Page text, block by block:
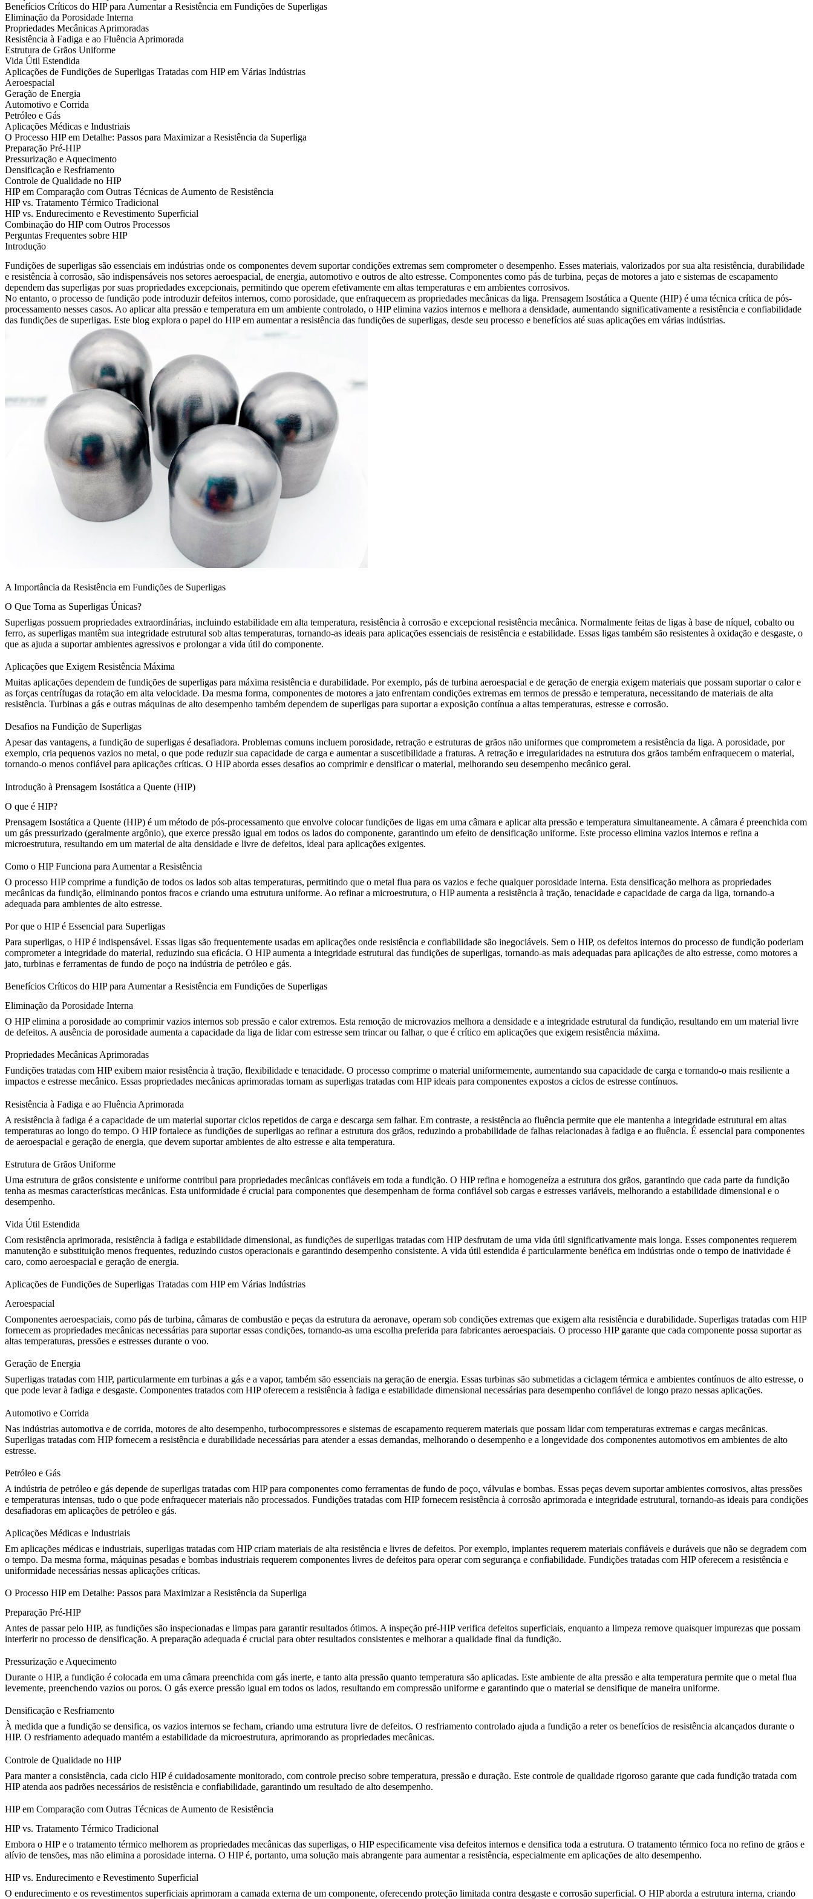
Benefícios Críticos do HIP para Aumentar a Resistência em Fundições de Superligas
Eliminação da Porosidade Interna
Propriedades Mecânicas Aprimoradas
Resistência à Fadiga e ao Fluência Aprimorada
Estrutura de Grãos Uniforme
Vida Útil Estendida
Aplicações de Fundições de Superligas Tratadas com HIP em Várias Indústrias
Aeroespacial
Geração de Energia
Automotivo e Corrida
Petróleo e Gás
Aplicações Médicas e Industriais
O Processo HIP em Detalhe: Passos para Maximizar a Resistência da Superliga
Preparação Pré-HIP
Pressurização e Aquecimento
Densificação e Resfriamento
Controle de Qualidade no HIP
HIP em Comparação com Outras Técnicas de Aumento de Resistência
HIP vs. Tratamento Térmico Tradicional
HIP vs. Endurecimento e Revestimento Superficial
Combinação do HIP com Outros Processos
Perguntas Frequentes sobre HIP
Introdução
Fundições de superligas são essenciais em indústrias onde os componentes devem suportar condições extremas sem comprometer o desempenho. Esses materiais, valorizados por sua alta resistência, durabilidade
e resistência à corrosão, são indispensáveis nos setores aeroespacial, de energia, automotivo e outros de alto estresse. Componentes como pás de turbina, peças de motores a jato e sistemas de escapamento
dependem das superligas por suas propriedades excepcionais, permitindo que operem efetivamente em altas temperaturas e em ambientes corrosivos.
No entanto, o processo de fundição pode introduzir defeitos internos, como porosidade, que enfraquecem as propriedades mecânicas da liga. Prensagem Isostática a Quente (HIP) é uma técnica crítica de pós-
processamento nesses casos. Ao aplicar alta pressão e temperatura em um ambiente controlado, o HIP elimina vazios internos e melhora a densidade, aumentando significativamente a resistência e confiabilidade
das fundições de superligas. Este blog explora o papel do HIP em aumentar a resistência das fundições de superligas, desde seu processo e benefícios até suas aplicações em várias indústrias.
A Importância da Resistência em Fundições de Superligas
O Que Torna as Superligas Únicas?
Superligas possuem propriedades extraordinárias, incluindo estabilidade em alta temperatura, resistência à corrosão e excepcional resistência mecânica. Normalmente feitas de ligas à base de níquel, cobalto ou
ferro, as superligas mantêm sua integridade estrutural sob altas temperaturas, tornando-as ideais para aplicações essenciais de resistência e estabilidade. Essas ligas também são resistentes à oxidação e desgaste, o
que as ajuda a suportar ambientes agressivos e prolongar a vida útil do componente.
Aplicações que Exigem Resistência Máxima
Muitas aplicações dependem de fundições de superligas para máxima resistência e durabilidade. Por exemplo, pás de turbina aeroespacial e de geração de energia exigem materiais que possam suportar o calor e
as forças centrífugas da rotação em alta velocidade. Da mesma forma, componentes de motores a jato enfrentam condições extremas em termos de pressão e temperatura, necessitando de materiais de alta
resistência. Turbinas a gás e outras máquinas de alto desempenho também dependem de superligas para suportar a exposição contínua a altas temperaturas, estresse e corrosão.
Desafios na Fundição de Superligas
Apesar das vantagens, a fundição de superligas é desafiadora. Problemas comuns incluem porosidade, retração e estruturas de grãos não uniformes que comprometem a resistência da liga. A porosidade, por
exemplo, cria pequenos vazios no metal, o que pode reduzir sua capacidade de carga e aumentar a suscetibilidade a fraturas. A retração e irregularidades na estrutura dos grãos também enfraquecem o material,
tornando-o menos confiável para aplicações críticas. O HIPaborda esses desafios ao comprimir e densificar o material, melhorando seu desempenho mecânico geral.
Introdução à Prensagem Isostática a Quente (HIP)
O que é HIP?
Prensagem Isostática a Quente (HIP) é um método de pós-processamento que envolve colocar fundições de ligas em uma câmara e aplicar alta pressão e temperatura simultaneamente. A câmara é preenchida com
um gás pressurizado (geralmente argônio), que exerce pressão igual em todos os lados do componente, garantindo um efeito de densificação uniforme. Este processo elimina vazios internos e refina a
microestrutura, resultando em um material de alta densidade e livre de defeitos, ideal para aplicações exigentes.
Como o HIP Funciona para Aumentar a Resistência
O processo HIP comprime a fundição de todos os lados sob altas temperaturas, permitindo que o metal flua para os vazios e feche qualquer porosidade interna. Esta densificação melhora as propriedades
mecânicas da fundição, eliminando pontos fracos e criando uma estrutura uniforme. Ao refinar a microestrutura, o HIP aumenta a resistência à tração, tenacidade e capacidade de carga da liga, tornando-a
adequada para ambientes de alto estresse.
Por que o HIP é Essencial para Superligas
Para superligas, o HIP é indispensável. Essas ligas são frequentemente usadas em aplicações onde resistência e confiabilidade são inegociáveis. Sem o HIP, os defeitos internos do processo de fundição poderiam
comprometer a integridade do material, reduzindo sua eficácia. O HIP aumenta a integridade estrutural das fundições de superligas, tornando-as mais adequadas para aplicações de alto estresse, como motores a
jato, turbinas e ferramentas de fundo de poço na indústria de petróleo e gás.
Benefícios Críticos do HIP para Aumentar a Resistência em Fundições de Superligas
Eliminação da Porosidade Interna
O HIP elimina a porosidade ao comprimir vazios internos sob pressão e calor extremos. Esta remoção de microvazios melhora a densidade e a integridade estrutural da fundição, resultando em um material livre
de defeitos. A ausência de porosidade aumenta a capacidade da liga de lidar com estresse sem trincar ou falhar, o que é crítico em aplicações que exigem resistência máxima.
Propriedades Mecânicas Aprimoradas
Fundições tratadas com HIP exibem maior resistência à tração, flexibilidade e tenacidade. O processo comprime o material uniformemente, aumentando sua capacidade de carga e tornando-o mais resiliente a
impactos e estresse mecânico. Essas propriedades mecânicas aprimoradas tornam as superligas tratadas com HIP ideais para componentes expostos a ciclos de estresse contínuos.
Resistência à Fadiga e ao Fluência Aprimorada
A resistência à fadiga é a capacidade de um material suportar ciclos repetidos de carga e descarga sem falhar. Em contraste, a resistência ao fluência permite que ele mantenha a integridade estrutural em altas
temperaturas ao longo do tempo. O HIP fortalece as fundições de superligas ao refinar a estrutura dos grãos, reduzindo a probabilidade de falhas relacionadas à fadiga e ao fluência. É essencial para componentes
de aeroespacial e geração de energia, que devem suportar ambientes de alto estresse e alta temperatura.
Estrutura de Grãos Uniforme
Uma estrutura de grãos consistente e uniforme contribui para propriedades mecânicas confiáveis em toda a fundição. O HIP refina e homogeneíza a estrutura dos grãos, garantindo que cada parte da fundição
tenha as mesmas características mecânicas. Esta uniformidade é crucial para componentes que desempenham de forma confiável sob cargas e estresses variáveis, melhorando a estabilidade dimensional e o
desempenho.
Vida Útil Estendida
Com resistência aprimorada, resistência à fadiga e estabilidade dimensional, as fundições de superligas tratadas com HIP desfrutam de uma vida útil significativamente mais longa. Esses componentes requerem
manutenção e substituição menos frequentes, reduzindo custos operacionais e garantindo desempenho consistente. A vida útil estendida é particularmente benéfica em indústrias onde o tempo de inatividade é
caro, como aeroespacial e geração de energia.
Aplicações de Fundições de Superligas Tratadas com HIP em Várias Indústrias
Aeroespacial
Componentes aeroespaciais, como pás de turbina, câmaras de combustão e peças da estrutura da aeronave, operam sob condições extremas que exigem alta resistência e durabilidade. Superligas tratadas com HIP
fornecem as propriedades mecânicas necessárias para suportar essas condições, tornando-as uma escolha preferida para fabricantes aeroespaciais. O processo HIP garante que cada componente possa suportar as
altas temperaturas, pressões e estresses durante o voo.
Geração de Energia
Superligas tratadas com HIP, particularmente em turbinas a gás e a vapor, também são essenciais na geração de energia. Essas turbinas são submetidas a ciclagem térmica e ambientes contínuos de alto estresse, o
que pode levar à fadiga e desgaste. Componentes tratados com HIP oferecem a resistência à fadiga e estabilidade dimensional necessárias para desempenho confiável de longo prazo nessas aplicações.
Automotivo e Corrida
Nas indústrias automotiva e de corrida, motores de alto desempenho, turbocompressores e sistemas de escapamento requerem materiais que possam lidar com temperaturas extremas e cargas mecânicas.
Superligas tratadas com HIP fornecem a resistência e durabilidade necessárias para atender a essas demandas, melhorando o desempenho e a longevidade dos componentes automotivos em ambientes de alto
estresse.
Petróleo e Gás
A indústria de petróleo e gás depende de superligas tratadas com HIP para componentes como ferramentas de fundo de poço, válvulas e bombas. Essas peças devem suportar ambientes corrosivos, altas pressões
e temperaturas intensas, tudo o que pode enfraquecer materiais não processados. Fundições tratadas com HIP fornecem resistência à corrosão aprimorada e integridade estrutural, tornando-as ideais para condições
desafiadoras em aplicações de petróleo e gás.
Aplicações Médicas e Industriais
Em aplicações médicas e industriais, superligas tratadas com HIP criam materiais de alta resistência e livres de defeitos. Por exemplo, implantes requerem materiais confiáveis e duráveis que não se degradem com
o tempo. Da mesma forma, máquinas pesadas e bombas industriais requerem componentes livres de defeitos para operar com segurança e confiabilidade. Fundições tratadas com HIP oferecem a resistência e
uniformidade necessárias nessas aplicações críticas.
O Processo HIP em Detalhe: Passos para Maximizar a Resistência da Superliga
Preparação Pré-HIP
Antes de passar pelo HIP, as fundições são inspecionadas e limpas para garantir resultados ótimos. A inspeção pré-HIPverifica defeitos superficiais, enquanto a limpeza remove quaisquer impurezas que possam
interferir no processo de densificação. A preparação adequada é crucial para obter resultados consistentes e melhorar a qualidade final da fundição.
Pressurização e Aquecimento
Durante o HIP, a fundição é colocada em uma câmara preenchida com gás inerte, e tanto alta pressão quanto temperatura são aplicadas. Este ambiente de alta pressão e alta temperatura permite que o metal flua
levemente, preenchendo vazios ou poros. O gás exerce pressão igual em todos os lados, resultando em compressão uniforme e garantindo que o material se densifique de maneira uniforme.
Densificação e Resfriamento
À medida que a fundição se densifica, os vazios internos se fecham, criando uma estrutura livre de defeitos. O resfriamento controlado ajuda a fundição a reter os benefícios de resistência alcançados durante o
HIP. O resfriamento adequado mantém a estabilidade da microestrutura, aprimorando as propriedades mecânicas.
Controle de Qualidade no HIP
Para manter a consistência, cada ciclo HIP é cuidadosamente monitorado, com controle preciso sobre temperatura, pressão e duração. Este controle de qualidade rigoroso garante que cada fundição tratada com
HIP atenda aos padrões necessários de resistência e confiabilidade, garantindo um resultado de alto desempenho.
HIP em Comparação com Outras Técnicas de Aumento de Resistência
HIP vs. Tratamento Térmico Tradicional
Embora o HIP e o tratamento térmico melhorem as propriedades mecânicas das superligas, o HIP especificamente visa defeitos internos e densifica toda a estrutura. O tratamento térmico foca no refino de grãos e
alívio de tensões, mas não elimina a porosidade interna. O HIP é, portanto, uma solução mais abrangente para aumentar a resistência, especialmente em aplicações de alto desempenho.
HIP vs. Endurecimento e Revestimento Superficial
O endurecimento e os revestimentos superficiais aprimoram a camada externa de um componente, oferecendo proteção limitada contra desgaste e corrosão superficial. O HIP aborda a estrutura interna, criando